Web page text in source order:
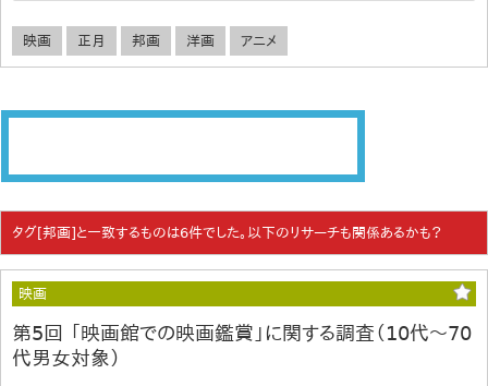
映画 正月 邦画 洋画 アニメ
タグ[邦画]と一致するものは6件でした。以下のリサーチも関係あるかも？
映画
第5回 「映画館での映画鑑賞」に関する調査（10代～70
代男女対象）